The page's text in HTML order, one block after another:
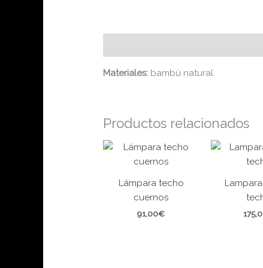
Materiales: bambú natural
Productos relacionados
Lámpara techo
cuernos
91,00€